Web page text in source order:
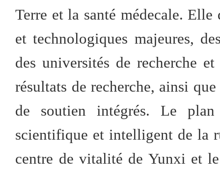
Terre et la santé médecale.
et technologiques majeures,
des universités de recherche
résultats de recherche, ainsi
de soutien intégrés. Le
scientifique et intelligent de la
centre de vitalité de Yunxi et